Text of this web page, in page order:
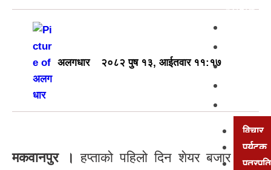
प्रविधि
विचार
पर्यटक
अलगधार २०८२ पुष १३, आईतवार ११:१७
मकवानपुर । हप्ताको पहिलो दिन शेयर बजार उच्च